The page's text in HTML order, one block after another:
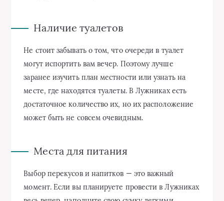
Наличие туалетов
Не стоит забывать о том, что очереди в туалет
могут испортить вам вечер. Поэтому лучше
заранее изучить план местности или узнать на
месте, где находятся туалеты. В Лужниках есть
достаточное количество их, но их расположение
может быть не совсем очевидным.
Места для питания
Выбор перекусов и напитков — это важный
момент. Если вы планируете провести в Лужниках